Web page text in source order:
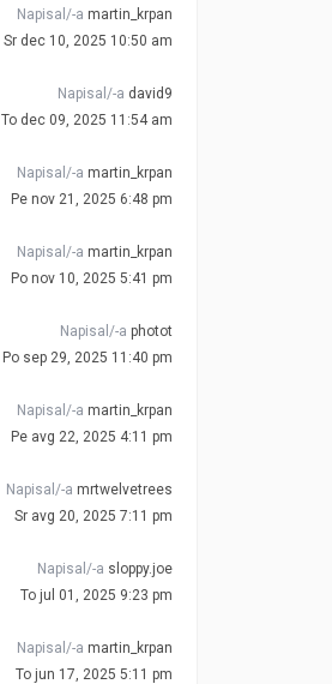
Napisal/-a martin_krpan
Sr dec 10, 2025 10:50 am
Napisal/-a david9
To dec 09, 2025 11:54 am
Napisal/-a martin_krpan
Pe nov 21, 2025 6:48 pm
Napisal/-a martin_krpan
Po nov 10, 2025 5:41 pm
Napisal/-a photot
Po sep 29, 2025 11:40 pm
Napisal/-a martin_krpan
Pe avg 22, 2025 4:11 pm
Napisal/-a mrtwelvetrees
Sr avg 20, 2025 7:11 pm
Napisal/-a sloppy.joe
To jul 01, 2025 9:23 pm
Napisal/-a martin_krpan
To jun 17, 2025 5:11 pm